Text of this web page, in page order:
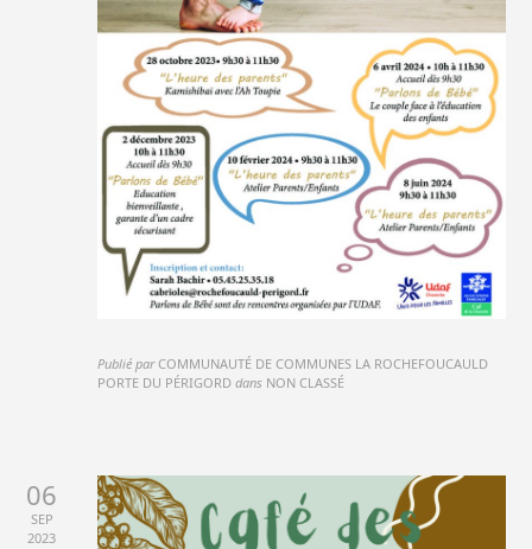
Publié par COMMUNAUTÉ DE COMMUNES LA ROCHEFOUCAULD
PORTE DU PÉRIGORD dans NON CLASSÉ
06
SEP
2023